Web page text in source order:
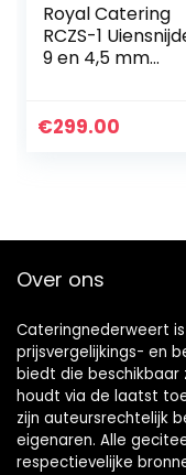
Royal Catering
RCZS-1
9 en 4,5 mm
Handmatig
€299.00
Over ons
Cateringnederweert
prijsvergelijkings- en
biedt die beschikbaar
houdt via de laatst
zijn auteursrechtelijk
eigenaren. Alle
respectievelijke